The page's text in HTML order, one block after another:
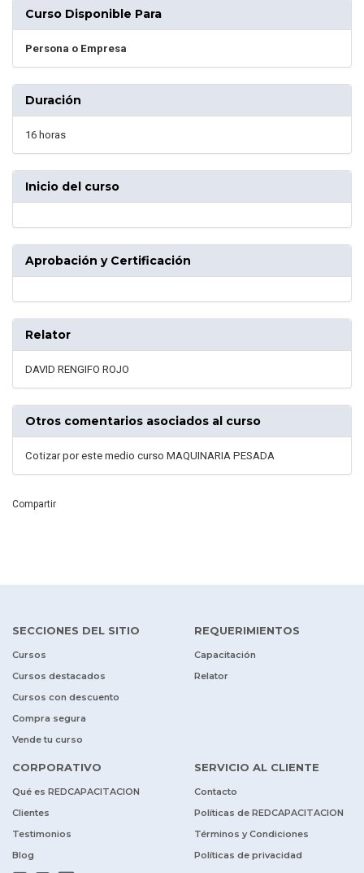
Curso Disponible Para
Persona o Empresa
Duración
16 horas
Inicio del curso
Aprobación y Certificación
Relator
DAVID RENGIFO ROJO
Otros comentarios asociados al curso
Cotizar por este medio curso MAQUINARIA PESADA
Compartir
SECCIONES DEL SITIO
Cursos
Cursos destacados
Cursos con descuento
Compra segura
Vende tu curso
REQUERIMIENTOS
Capacitación
Relator
CORPORATIVO
Qué es REDCAPACITACION
Clientes
Testimonios
Blog
SERVICIO AL CLIENTE
Contacto
Políticas de REDCAPACITACION
Términos y Condiciones
Políticas de privacidad